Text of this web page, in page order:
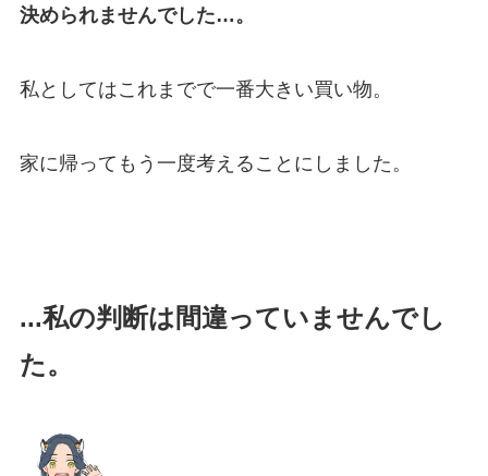
決められませんでした…。
私としてはこれまでで一番大きい買い物。
家に帰ってもう一度考えることにしました。
...私の判断は間違っていませんでし
た。